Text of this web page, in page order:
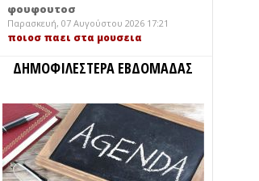
φουφουτοσ
Παρασκευή, 07 Αυγούστου 2026 17:21
ποιοσ παει στα μουσεια
ΔΗΜΟΦΙΛΕΣΤΕΡΑ ΕΒΔΟΜΑΔΑΣ